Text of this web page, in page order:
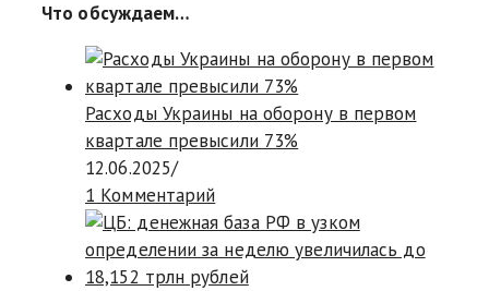
Что обсуждаем…
Расходы Украины на оборону в первом
квартале превысили 73%
12.06.2025/
1 Комментарий